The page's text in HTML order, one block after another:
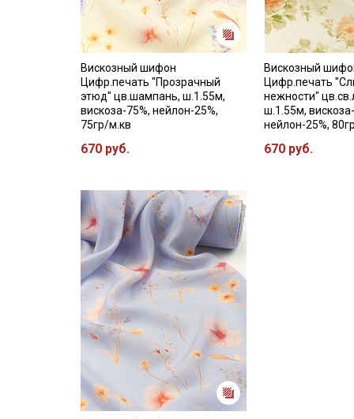
Вискозный шифон
Цифр.печать "Прозрачный
этюд" цв.шампань, ш.1.55м,
вискоза-75%, нейлон-25%,
75гр/м.кв
670 руб.
Вискозный
Цифр.печать
нежности"
ш.1.55м,
нейлон-25%,
670 руб.